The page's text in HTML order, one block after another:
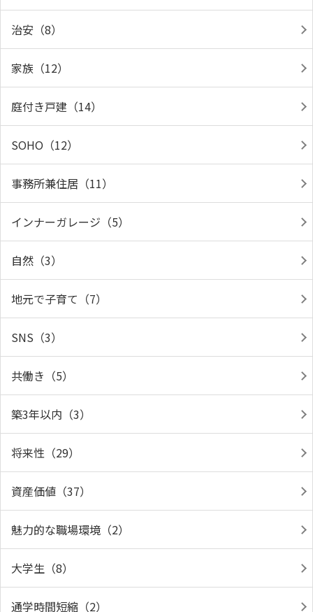
治安（8）
家族（12）
庭付き戸建（14）
SOHO（12）
事務所兼住居（11）
インナーガレージ（5）
自然（3）
地元で子育て（7）
SNS（3）
共働き（5）
築3年以内（3）
将来性（29）
資産価値（37）
魅力的な職場環境（2）
大学生（8）
通学時間短縮（2）